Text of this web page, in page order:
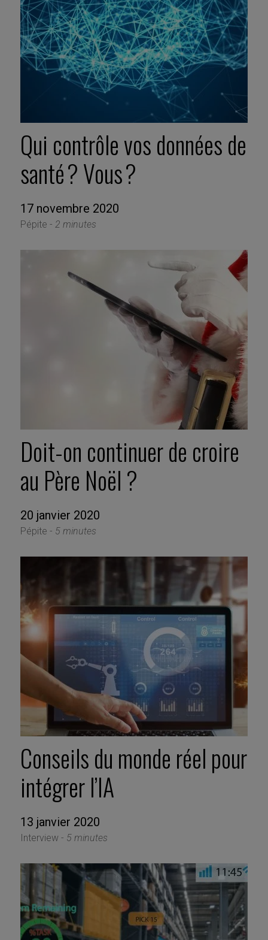
Qui contrôle vos données de
santé ? Vous ?
17 novembre 2020
Pépite - 2 minutes
Doit-on continuer de croire
au Père Noël ?
20 janvier 2020
Pépite - 5 minutes
Conseils du monde réel pour
intégrer l’IA
13 janvier 2020
Interview - 5 minutes